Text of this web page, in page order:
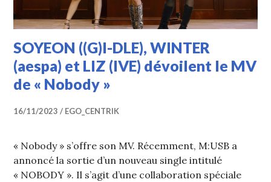
SOYEON ((G)I-DLE), WINTER
(aespa) et LIZ (IVE) dévoilent le MV
de « Nobody »
16/11/2023 EGO_CENTRIK
« Nobody » s’offre son MV. Récemment, M:USB a
annoncé la sortie d’un nouveau single intitulé
« NOBODY ». Il s’agit d’une collaboration spéciale